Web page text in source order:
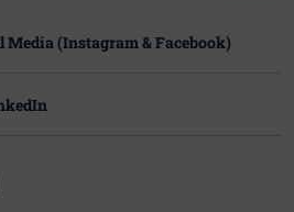
(Instagram & Facebook)